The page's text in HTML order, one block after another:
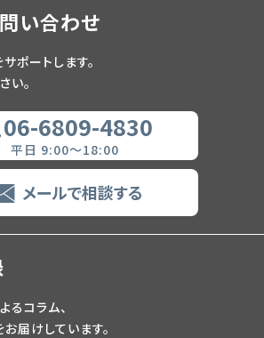
い合わせ
ポートします。
い。
06-6809-4830
平日 9:00～18:00
メールで相談する
るコラム、
届けしています。